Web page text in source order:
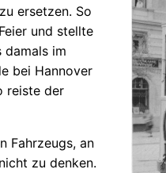
ersetzen. So
und stellte
damals im
bei Hannover
reiste der
Fahrzeugs, an
zu denken.